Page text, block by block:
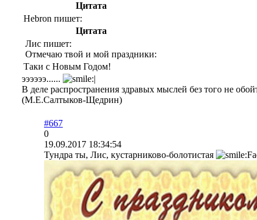
Цитата
Hebron пишет:
Цитата
Лис пишет:
Отмечаю твой и мой праздники:
Таки с Новым Годом!
ээээээ......
В деле распространения здравых мыслей без того не
(М.Е.Салтыков-Щедрин)
#667
0
19.09.2017 18:34:54
Тундра ты, Лис, кустарниково-болотистая